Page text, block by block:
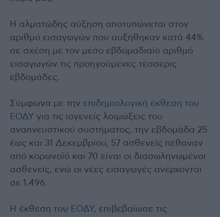
Η αλματώδης αύξηση αποτυπώνεται στον
αριθμό εισαγωγών που αυξήθηκαν κατά 44%
σε σχέση με τον μέσο εβδομαδιαίο αριθμό
εισαγωγών τις προηγούμενες τέσσερις
εβδομάδες.
Σύμφωνα με την επιδημιολογική έκθεση του
ΕΟΔΥ για τις ιογενείς λοιμώξεις του
αναπνευστικού συστήματος, την εβδομάδα 25
έως και 31 Δεκεμβρίου, 57 ασθενείς πέθαναν
από κορωνοϊό και 70 είναι οι διασωληνωμένοι
ασθενείς, ενώ οι νέες εισαγωγές ανέρχονται
σε 1.496.
Η έκθεση του ΕΟΔΥ, επιβεβαίωσε τις